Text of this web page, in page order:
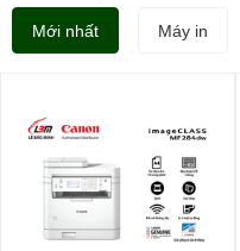
Mới nhất Máy in